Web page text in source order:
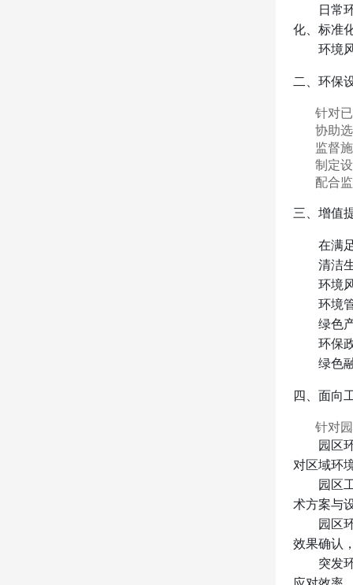
日常
化、标准
环境
二、环保
针对
协助
监督
制定
配合
三、增值
在满
清洁
环境
环境
绿色
环保
绿色
四、面向
针对
园区
对区域环
园区
术方案与
园区
效果确认
突发